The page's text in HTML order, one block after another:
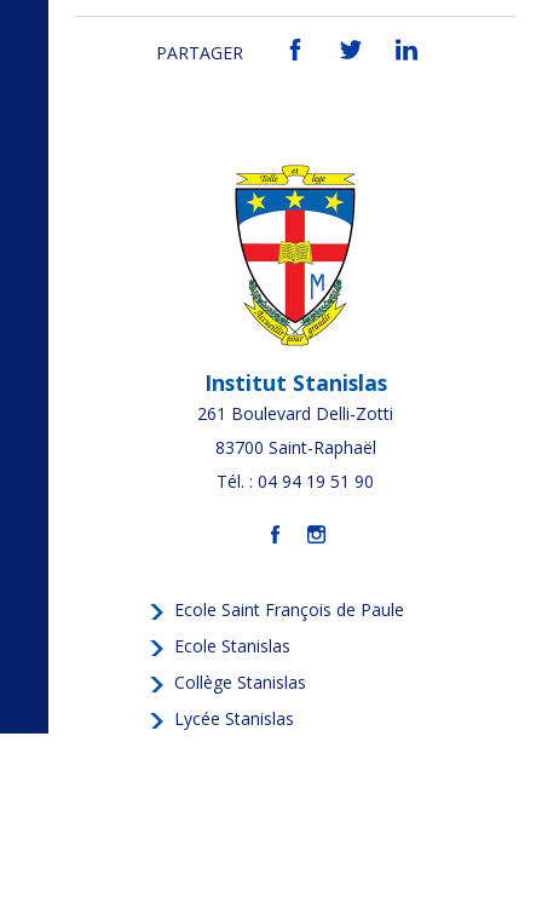
PARTAGER
Institut Stanislas
261 Boulevard Delli-Zotti
83700 Saint-Raphaël
Tél. : 04 94 19 51 90
Ecole Saint François de Paule
Ecole Stanislas
Collège Stanislas
Lycée Stanislas